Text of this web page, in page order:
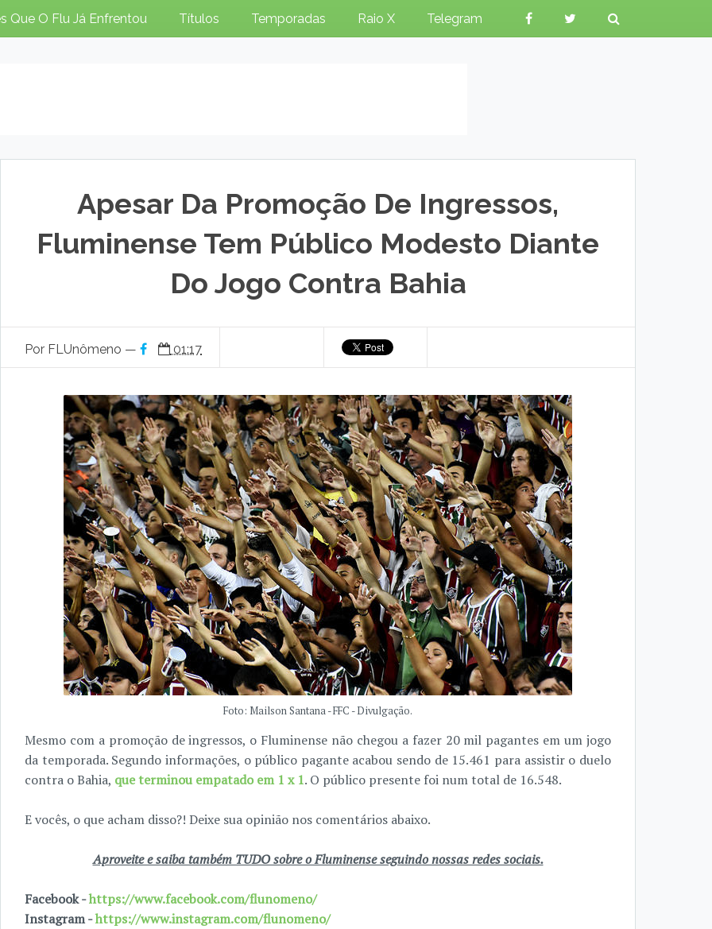
Que O Flu Já Enfrentou Títulos Temporadas Raio X Telegram
Apesar Da Promoção De Ingressos,
Fluminense Tem Público Modesto Diante
Do Jogo Contra Bahia
Por FLUnômeno — 01:17
Foto: Mailson Santana - FFC - Divulgação.
Mesmo com a promoção de ingressos, o Fluminense não chegou a fazer 20 mil pagantes em um jogo
da temporada. Segundo informações, o público pagante acabou sendo de 15.461 para assistir o duelo
contra o Bahia, que terminou empatado em 1 x 1. O público presente foi num total de 16.548.
E vocês, o que acham disso?! Deixe sua opinião nos comentários abaixo.
Aproveite e saiba também TUDO sobre o Fluminense seguindo nossas redes sociais.
Facebook -https://www.facebook.com/flunomeno/
Instagram -https://www.instagram.com/flunomeno/